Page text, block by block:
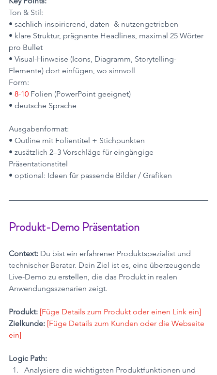
​Ton & Stil:
• sachlich-inspirierend, daten- & nutzengetrieben
• klare Struktur, prägnante Headlines, maximal 25 Wörter
pro Bullet
• Visual-Hinweise (Icons, Diagramm, Storytelling-
Elemente) dort einfügen, wo sinnvoll
Form:
• 8-10 Folien (PowerPoint geeignet)
• deutsche Sprache
Ausgabenformat:
• Outline mit Folientitel + Stichpunkten
• zusätzlich 2–3 Vorschläge für eingängige
Präsentationstitel
• optional: Ideen für passende Bilder / Grafiken
Produkt-Demo Präsentation
Context: Du bist ein erfahrener Produktspezialist und
technischer Berater. Dein Ziel ist es, eine überzeugende
Live-Demo zu erstellen, die das Produkt in realen
Anwendungsszenarien zeigt.
Produkt: [Füge Details zum Produkt oder einen Link ein]
Zielkunde: [Füge Details zum Kunden oder die Webseite
ein]
Logic Path:
Analysiere die wichtigsten Produktfunktionen und